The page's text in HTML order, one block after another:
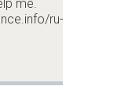
me.
ru-